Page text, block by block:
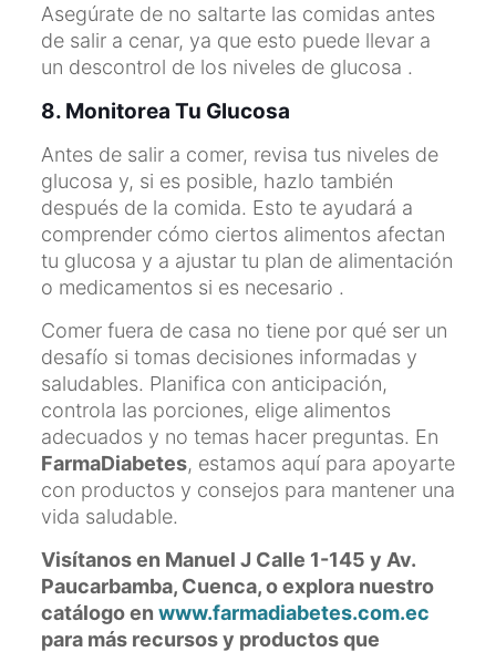
Asegúrate de no saltarte las comidas antes
de salir a cenar, ya que esto puede llevar a
un descontrol de los niveles de glucosa .
8. Monitorea Tu Glucosa
Antes de salir a comer, revisa tus niveles de
glucosa y, si es posible, hazlo también
después de la comida. Esto te ayudará a
comprender cómo ciertos alimentos afectan
tu glucosa y a ajustar tu plan de alimentación
o medicamentos si es necesario .
Comer fuera de casa no tiene por qué ser un
desafío si tomas decisiones informadas y
saludables. Planifica con anticipación,
controla las porciones, elige alimentos
adecuados y no temas hacer preguntas. En
FarmaDiabetes, estamos aquí para apoyarte
con productos y consejos para mantener una
vida saludable.
Visítanos en Manuel J Calle 1-145 y Av.
Paucarbamba, Cuenca, o explora nuestro
catálogo en www.farmadiabetes.com.ec
para más recursos y productos que